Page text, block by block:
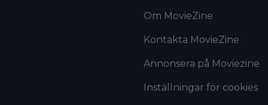
Om MovieZine
Kontakta MovieZine
Annonsera på Moviezine
Inställningar för cookies